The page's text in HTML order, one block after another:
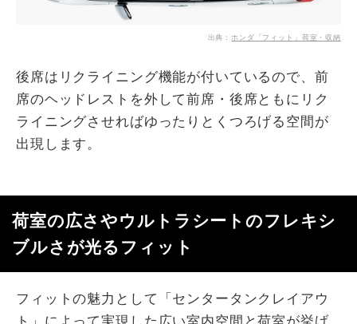
出典： ホンダ「フィット」荷室・収納
後席はリクライニング機能が付いているので、前
席のヘッドレストを外して前席・後席ともにリク
ライニングさせればゆったりとくつろげる空間が
出現します。
荷室の広さやウルトラシートのフレキシ
ブルさが光るフィット
フィットの魅力として「センタータンクレイアウ
ト」によって実現した広い室内空間と荷室が挙げ